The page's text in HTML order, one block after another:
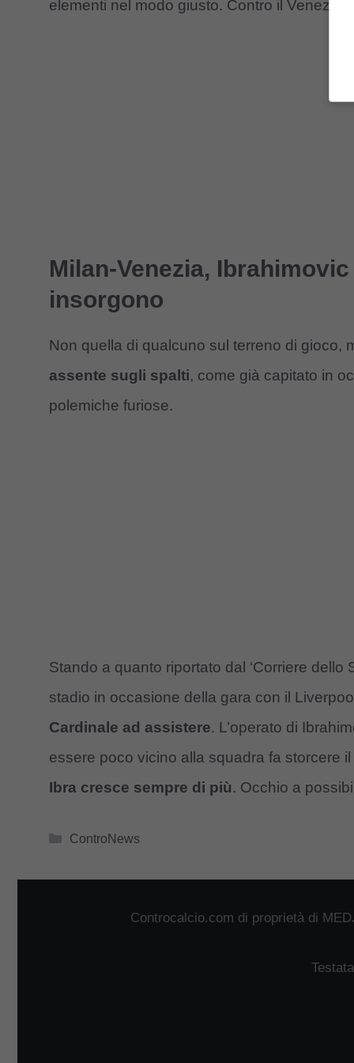
elementi nel modo giusto. Contro il
Milan-Venezia,
insorgono
Non quella di qualcuno sul terreno di gioco,
assente sugli spalti, come già capitato in
polemiche furiose.
Stando a quanto riportato dal ‘Corriere
stadio in occasione della gara con il
Cardinale ad assistere. L’operato di
essere poco vicino alla squadra fa storcere
Ibra cresce sempre di più. Occhio a
Categorie
ControNews
Controcalcio.com di proprietà di